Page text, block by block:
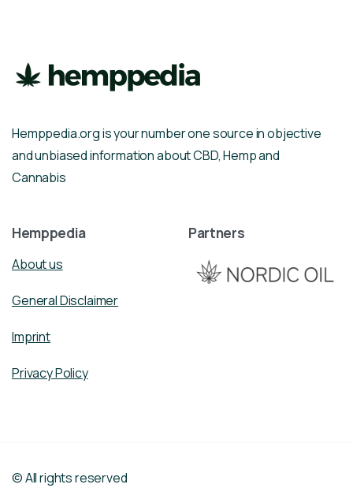
Hemppedia.org is your number one source in objective
and unbiased information about CBD, Hemp and
Cannabis
Hemppedia
About us
General Disclaimer
Imprint
Privacy Policy
Partners
© All rights reserved